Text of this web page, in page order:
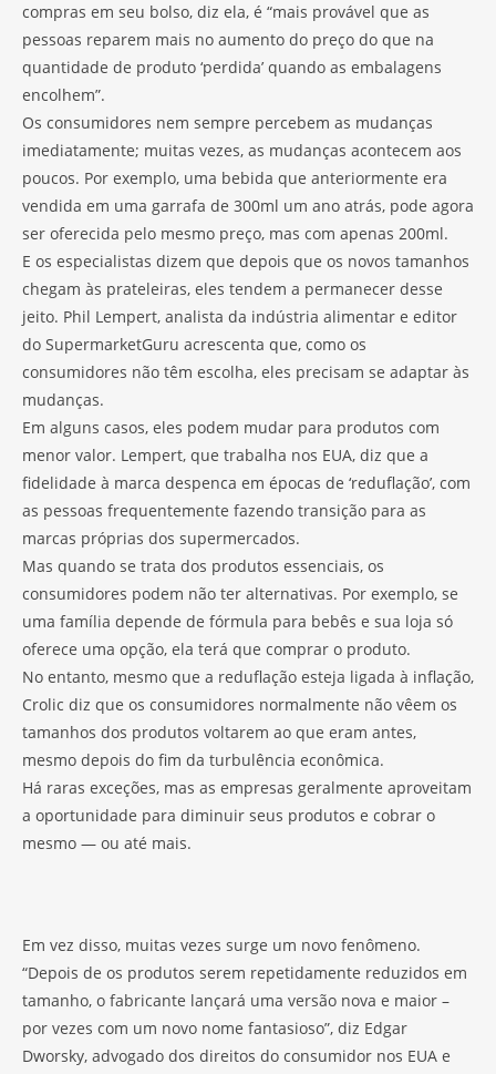
compras em seu bolso, diz ela, é “mais provável que as
pessoas reparem mais no aumento do preço do que na
quantidade de produto ‘perdida’ quando as embalagens
encolhem”.
Os consumidores nem sempre percebem as mudanças
imediatamente; muitas vezes, as mudanças acontecem aos
poucos. Por exemplo, uma bebida que anteriormente era
vendida em uma garrafa de 300ml um ano atrás, pode agora
ser oferecida pelo mesmo preço, mas com apenas 200ml.
E os especialistas dizem que depois que os novos tamanhos
chegam às prateleiras, eles tendem a permanecer desse
jeito. Phil Lempert, analista da indústria alimentar e editor
do SupermarketGuru acrescenta que, como os
consumidores não têm escolha, eles precisam se adaptar às
mudanças.
Em alguns casos, eles podem mudar para produtos com
menor valor. Lempert, que trabalha nos EUA, diz que a
fidelidade à marca despenca em épocas de ‘reduflação’, com
as pessoas frequentemente fazendo transição para as
marcas próprias dos supermercados.
Mas quando se trata dos produtos essenciais, os
consumidores podem não ter alternativas. Por exemplo, se
uma família depende de fórmula para bebês e sua loja só
oferece uma opção, ela terá que comprar o produto.
No entanto, mesmo que a reduflação esteja ligada à inflação,
Crolic diz que os consumidores normalmente não vêem os
tamanhos dos produtos voltarem ao que eram antes,
mesmo depois do fim da turbulência econômica.
Há raras exceções, mas as empresas geralmente aproveitam
a oportunidade para diminuir seus produtos e cobrar o
mesmo — ou até mais.
Em vez disso, muitas vezes surge um novo fenômeno.
“Depois de os produtos serem repetidamente reduzidos em
tamanho, o fabricante lançará uma versão nova e maior –
por vezes com um novo nome fantasioso”, diz Edgar
Dworsky, advogado dos direitos do consumidor nos EUA e